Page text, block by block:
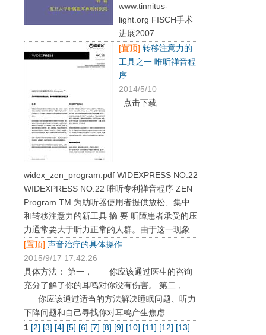
www.tinnitus-
light.org FISCH手术
进展2007 ...
[置顶] 转移注意力的
工具之一 唯听禅音程
序
2014/5/10
点击下载
widex_zen_program.pdf WIDEXPRESS NO.22
WIDEXPRESS NO.22 唯听专利禅音程序 ZEN
Program TM 为助听器使用者提供放松、集中
和转移注意力的新工具 摘 要 听障患者承受的压
力通常要大于听力正常的人群。由于这一现象...
[置顶] 声音治疗的具体操作
2015/9/17 17:42:26
具体方法： 第一， 你应该通过医生的咨询
充分了解了你的耳鸣对你没有伤害。 第二，
你应该通过适当的方法解决睡眠问题、听力
下降问题和自己寻找你对耳鸣产生焦虑...
1 [2] [3] [4] [5] [6] [7] [8] [9] [10] [11] [12] [13]